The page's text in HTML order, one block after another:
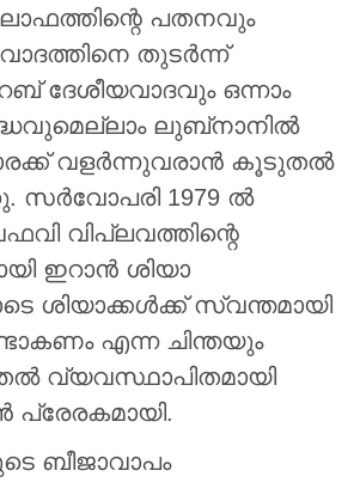
പതനവും
തുടർന്ന്
ദേശീയവാദവും ഒന്നാം
ലുബ്‌നാനിൽ
വളർന്നുവരാൻ കൂടുതൽ
സർവോപരി 1979 ൽ
വിപ്ലവത്തിന്റെ
ഇറാൻ ശിയാ
ശിയാക്കൾക്ക് സ്വന്തമായി
എന്ന ചിന്തയും
വ്യവസ്ഥാപിതമായി
പ്രേരകമായി.
ബീജാവാപം